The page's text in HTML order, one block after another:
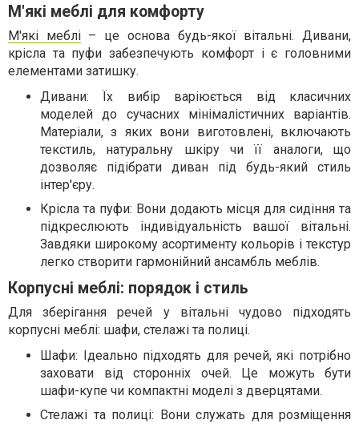
М'які меблі для комфорту
М'які меблі– це основа будь-якої вітальні. Дивани,
крісла та пуфи забезпечують комфорт і є головними
елементами затишку.
Дивани: Їх вибір варіюється від класичних
моделей до сучасних мінімалістичних варіантів.
Матеріали, з яких вони виготовлені, включають
текстиль, натуральну шкіру чи її аналоги, що
дозволяє підібрати диван під будь-який стиль
інтер'єру.
Крісла та пуфи: Вони додають місця для сидіння та
підкреслюють індивідуальність вашої вітальні.
Завдяки широкому асортименту кольорів і текстур
легко створити гармонійний ансамбль меблів.
Корпусні меблі: порядок і стиль
Для зберігання речей у вітальні чудово підходять
корпусні меблі: шафи, стелажі та полиці.
Шафи: Ідеально підходять для речей, які потрібно
заховати від сторонніх очей. Це можуть бути
шафи-купе чи компактні моделі з дверцятами.
Стелажі та полиці: Вони служать для розміщення